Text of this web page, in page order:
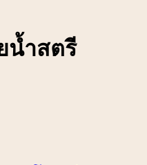
น้ำสตรี